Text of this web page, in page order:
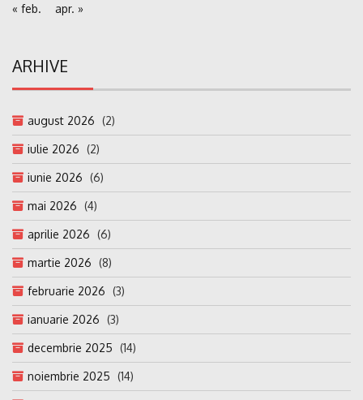
« feb.
apr. »
ARHIVE
august 2026 (2)
iulie 2026 (2)
iunie 2026 (6)
mai 2026 (4)
aprilie 2026 (6)
martie 2026 (8)
februarie 2026 (3)
ianuarie 2026 (3)
decembrie 2025 (14)
noiembrie 2025 (14)